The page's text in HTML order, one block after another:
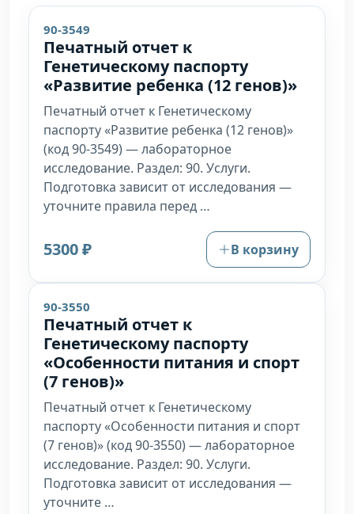
90-3549
Печатный отчет к
Генетическому паспорту
«Развитие ребенка (12 генов)»
Печатный отчет к Генетическому
паспорту «Развитие ребенка (12 генов)»
(код 90-3549) — лабораторное
исследование. Раздел: 90. Услуги.
Подготовка зависит от исследования —
уточните правила перед …
5300 ₽ В корзину
90-3550
Печатный отчет к
Генетическому паспорту
«Особенности питания и спорт
(7 генов)»
Печатный отчет к Генетическому
паспорту «Особенности питания и спорт
(7 генов)» (код 90-3550) — лабораторное
исследование. Раздел: 90. Услуги.
Подготовка зависит от исследования —
уточните …